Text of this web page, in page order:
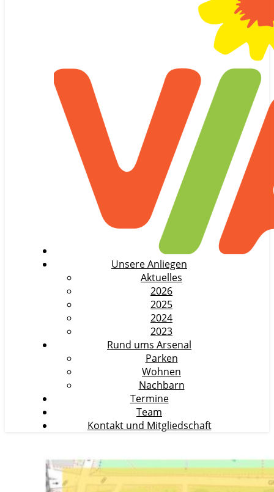
Unsere Anliegen
Aktuelles
2026
2025
2024
2023
Rund ums Arsenal
Parken
Wohnen
Nachbarn
Termine
Team
Kontakt und Mitgliedschaft